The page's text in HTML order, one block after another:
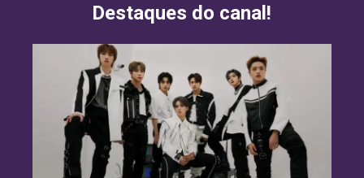
Destaques do canal!